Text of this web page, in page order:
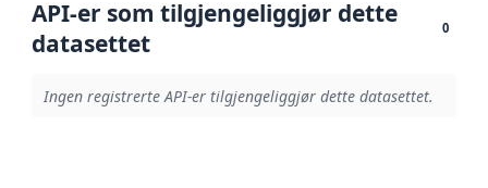
API-er som tilgjengeliggjør dette
datasettet
0
Ingen registrerte API-er tilgjengeliggjør dette datasettet.